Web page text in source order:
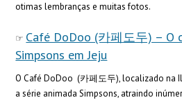
otimas lembranças e muitas fotos.
Café DoDoo (카페도두) – O
Simpsons em Jeju
O Café DoDoo (카페도두), localizado na
a série animada Simpsons, atraindo